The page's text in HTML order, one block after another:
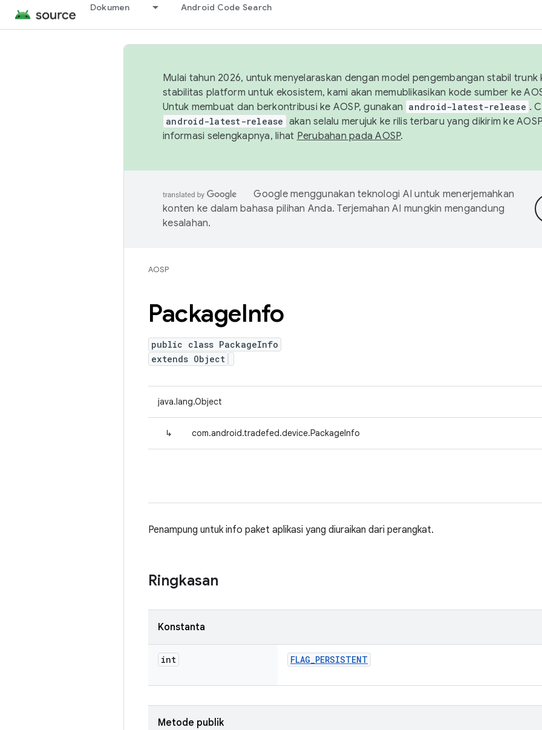
Dokumen Android Code Search
Mulai tahun 2026, untuk menyelaraskan dengan model pengembangan stabil trunk
stabilitas platform untuk ekosistem, kami akan memublikasikan kode sumber ke
Untuk membuat dan berkontribusi ke AOSP, gunakan android-latest-release .
android-latest-release akan selalu merujuk ke rilis terbaru yang dikirim ke
informasi selengkapnya, lihat Perubahan pada AOSP.
Google menggunakan teknologi AI untuk menerjemahkan
konten ke dalam bahasa pilihan Anda. Terjemahan AI mungkin mengandung
kesalahan.
AOSP
PackageInfo
public class PackageInfo
extends Object
java.lang.Object
↳ com.android.tradefed.device.PackageInfo
Penampung untuk info paket aplikasi yang diuraikan dari perangkat.
Ringkasan
Konstanta
int FLAG_PERSISTENT
Metode publik